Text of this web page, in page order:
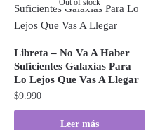
Out of stock
Libreta – No Va A Haber
Suficientes Galaxias Para
Lo Lejos Que Vas A Llegar
$9.990
Leer más